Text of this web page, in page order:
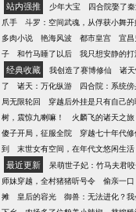
站内强推 少年大宝 四合院娶了
爪手
斗罗：空间武魂，从俘获小舞
多肉小说
艳海风波 都市皇宫 宜
子
和竹马睡了以后 我只想安静的
经典收藏 我创造了赛博修仙 诸
了
诸天：万化纵游 四合院：系统
局无限轮回
穿越后外挂是只有自己
树，震惊九喇嘛！
火麟飞的诸天之旅
傻子开局，征服全院
穿越七十年代
到
末世女有空间，在年代文悠闲生活
最近更新 呆萌世子妃：竹马夫君
师妹穿越，全村猪猪听号令
偷亲一
摊
皇后的容光 御兽：无法进化？